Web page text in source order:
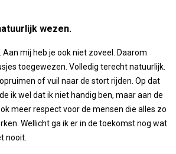
wezen.
Aan mij heb je ook niet zoveel. Daarom
toegewezen. Volledig terecht natuurlijk.
of vuil naar de stort rijden. Op dat
ik wel dat ik niet handig ben, maar aan de
meer respect voor de mensen die alles zo
Wellicht ga ik er in de toekomst nog wat
nooit.